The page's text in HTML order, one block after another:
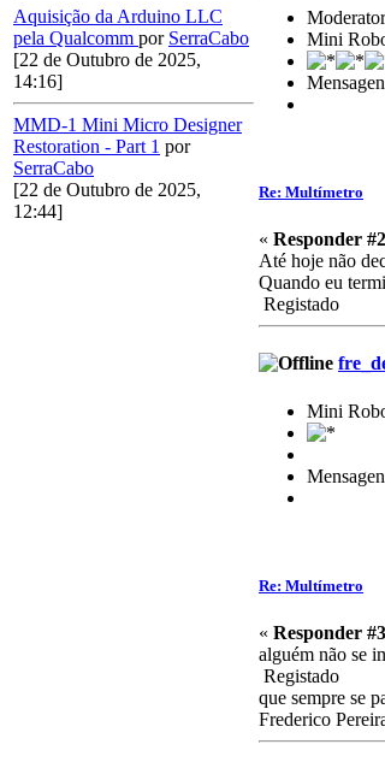
Aquisição da Arduino LLC
pela Qualcomm por SerraCabo
[22 de Outubro de 2025,
14:16]
MMD-1 Mini Micro Designer
Restoration - Part 1 por
SerraCabo
[22 de Outubro de 2025,
12:44]
Moderator
Mini
Re: Multímetro
« Responder
Até hoje não
Quando eu
Registado
Mini
Re: Multímetro
« Responder
alguém não se
Registado
que sempre se
Frederico